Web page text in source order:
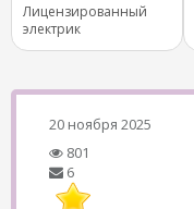
Лицензированный
электрик
20 ноября 2025
801
6